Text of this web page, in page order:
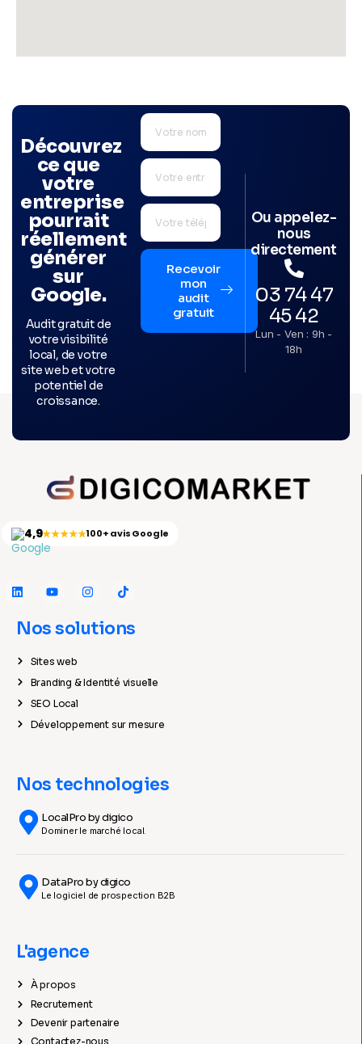
Découvrez
ce que
votre
entreprise
pourrait
réellement
générer
sur
Google.
Audit gratuit de
votre visibilité
local, de votre
site web et votre
potentiel de
croissance.
Recevoir
mon
audit
gratuit
Ou appelez-
nous
directement
03 74 47
45 42
Lun - Ven : 9h -
18h
4,9★★★★★100+ avis Google
Nos solutions
Sites web
Branding & Identité visuelle
SEO Local
Développement sur mesure
Nos technologies
LocalPro by digico
Dominer le marché local.
DataPro by digico
Le logiciel de prospection B2B
L'agence
À propos
Recrutement
Devenir partenaire
Contactez-nous